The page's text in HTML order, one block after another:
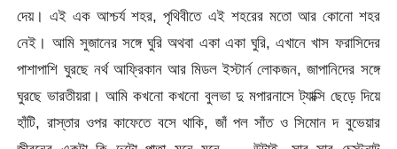
দেয়। এই এক আশ্চর্য শহর, পৃথিবীতে এই শহরের মতো আর কোনো শহর
নেই। আমি সুজানের সঙ্গে ঘুরি অথবা একা একা ঘুরি, এখানে খাস ফরাসিদের
পাশাপাশি ঘুরছে নর্থ আফ্রিকান আর মিডল ইস্টার্ন লোকজন, জাপানিদের সঙ্গে
ঘুরছে ভারতীয়রা। আমি কখনো কখনো বুলভা দু মপারনাসে ট্যাক্সি ছেড়ে দিয়ে
হাঁটি, রাস্তার ওপর কাফেতে বসে থাকি, জাঁ পল সাঁত ও সিমোন দ বুভেয়ার